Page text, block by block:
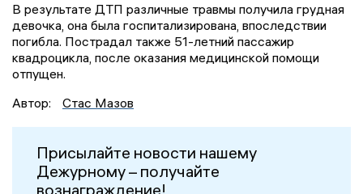
В результате ДТП различные травмы получила грудная
девочка, она была госпитализирована, впоследствии
погибла. Пострадал также 51-летний пассажир
квадроцикла, после оказания медицинской помощи
отпущен.
Автор:
Стас Мазов
Присылайте новости нашему
Дежурному – получайте
вознаграждение!